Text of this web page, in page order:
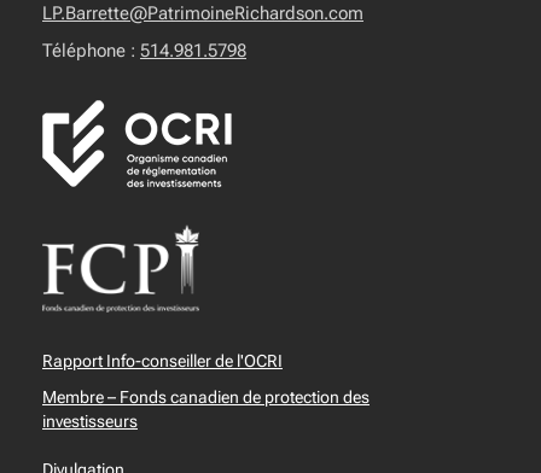
LP.Barrette@PatrimoineRichardson.com
Téléphone : 514.981.5798
Rapport Info-conseiller de l'OCRI
Membre – Fonds canadien de protection des
investisseurs
Divulgation